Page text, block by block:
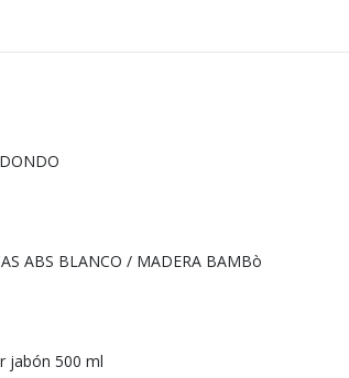
ABS BLANCO / MADERA BAMBò
jabón 500 ml